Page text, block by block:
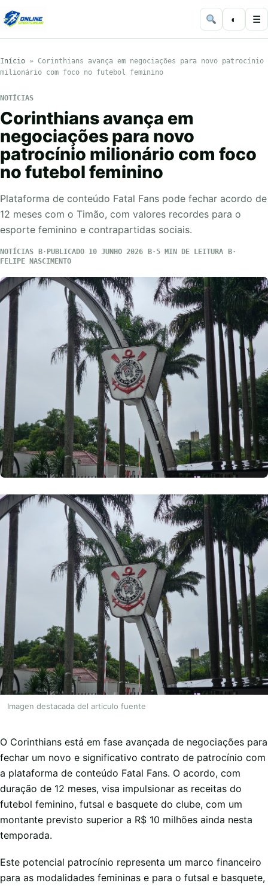
◐ ☰
Início » Corinthians avança em negociações para novo patrocínio
milionário com foco no futebol feminino
NOTÍCIAS
Corinthians avança em
negociações para novo
patrocínio milionário com foco
no futebol feminino
Plataforma de conteúdo Fatal Fans pode fechar acordo de
12 meses com o Timão, com valores recordes para o
esporte feminino e contrapartidas sociais.
NOTÍCIAS PUBLICADO 10 JUNHO 2026
5 MIN DE LEITURA
FELIPE NASCIMENTO
Imagen destacada del articulo fuente
O Corinthians está em fase avançada de negociações para
fechar um novo e significativo contrato de patrocínio com
a plataforma de conteúdo Fatal Fans. O acordo, com
duração de 12 meses, visa impulsionar as receitas do
futebol feminino, futsal e basquete do clube, com um
montante previsto superior a R$ 10 milhões ainda nesta
temporada.
Este potencial patrocínio representa um marco financeiro
para as modalidades femininas e para o futsal e basquete,